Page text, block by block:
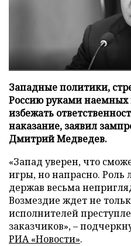
Западные политики,
Россию руками наемных
избежать
наказание, заявил
Дмитрий Медведев.
«Запад уверен, что
игры, но напрасно. Роль
держав весьма
Возмездие ждет не
исполнителей
заказчиков», –
РИА «Новости».